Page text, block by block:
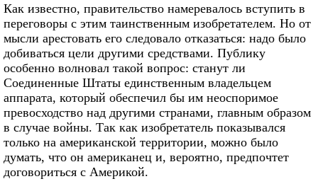
Как известно, правительство намеревалось вступить в
переговоры с этим таинственным изобретателем. Но от
мысли арестовать его следовало отказаться: надо было
добиваться цели другими средствами. Публику
особенно волновал такой вопрос: станут ли
Соединенные Штаты единственным владельцем
аппарата, который обеспечил бы им неоспоримое
превосходство над другими странами, главным образом
в случае войны. Так как изобретатель показывался
только на американской территории, можно было
думать, что он американец и, вероятно, предпочтет
договориться с Америкой.